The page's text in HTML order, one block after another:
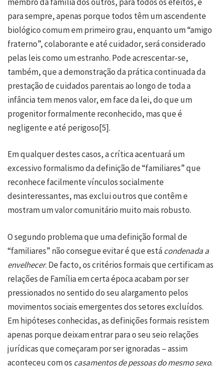
para sempre, apenas porque todos têm um ascendente
biológico comum em primeiro grau, enquanto um “amigo
fraterno”, colaborante e até cuidador, será considerado
pelas leis como um estranho. Pode acrescentar-se,
também, que a demonstração da prática continuada da
prestação de cuidados parentais ao longo de toda a
infância tem menos valor, em face da lei, do que um
progenitor formalmente reconhecido, mas que é
negligente e até perigoso[5].
Em qualquer destes casos, a crítica acentuará um
excessivo formalismo da definição de “familiares” que
reconhece facilmente vínculos socialmente
desinteressantes, mas exclui outros que contêm e
mostram um valor comunitário muito mais robusto.
O segundo problema que uma definição formal de
“familiares” não consegue evitar é que estácondenada a
envelhecer. De facto, os critérios formais que certificam as
relações de Família em certa época acabam por ser
pressionados no sentido do seu alargamento pelos
movimentos sociais emergentes dos setores excluídos.
Em hipóteses conhecidas, as definições formais resistem
apenas porque deixam entrar para o seu seio relações
jurídicas que começaram por ser ignoradas – assim
aconteceu com os casamentos de pessoas do mesmo sexo.